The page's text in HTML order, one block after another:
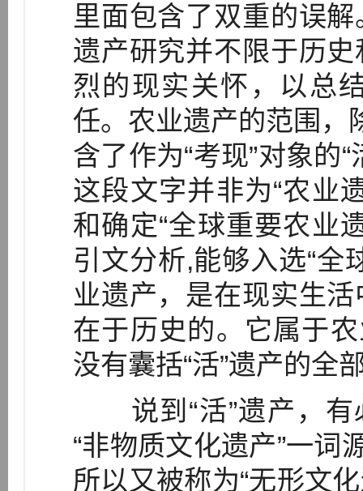
里面包含了双重的误
遗产研究并不限于历
烈的现实关怀，以总
任。农业遗产的范围，
含了作为“考现”对象的
这段文字并非为“农业
和确定“全球重要农业
引文分析,能够入选“全
业遗产，是在现实生
在于历史的。它属于
没有囊括“活”遗产的全
说到“活”遗产，有
“非物质文化遗产”一词
所以又被称为“无形文化